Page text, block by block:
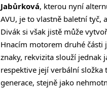
Jabůrková, kterou nyní
AVU, je to vlastně baletní tyč,
Divák si však jistě může
Hnacím motorem druhé
znaky, rekvizita slouží jednak
respektive její verbální
generace, stejně jako